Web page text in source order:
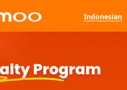
Indonesian